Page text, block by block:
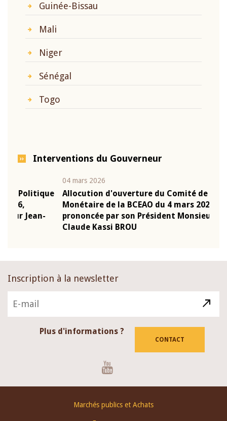
Guinée-Bissau
Mali
Niger
Sénégal
Togo
Interventions du Gouverneur
Allocution d'ouverture du Comité de Politique
Monétaire de la BCEAO du 4 mars 2026,
prononcée par son Président Monsieur Jean-
Claude Kassi BROU
Inscription à la newsletter
Plus d'informations ?
CONTACT
Marchés publics et Achats